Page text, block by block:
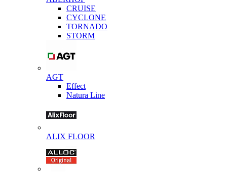
CRUISE
CYCLONE
TORNADO
STORM
AGT
Effect
Natura Line
ALIX FLOOR